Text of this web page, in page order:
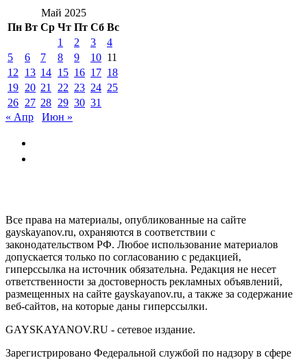
Май 2025
Пн Вт Ср Чт Пт Сб Вс
1
2 3
4
5
6 7 8 9 10 11
12
13 14 15 16 17 18
19 20 21 22 23 24 25
26 27 28 29 30 31
« Апр
Июн »
Все права на материалы, опубликованные на сайте
gayskayanov.ru, охраняются в соответствии с
законодательством РФ. Любое использование материалов
допускается только по согласованию с редакцией,
гиперссылка на источник обязательна. Редакция не несет
ответственности за достоверность рекламных объявлений,
размещенных на сайте gayskayanov.ru, а также за содержание
веб-сайтов, на которые даны гиперссылки.
GAYSKAYANOV.RU - сетевое издание.
Зарегистрировано Федеральной службой по надзору в сфере